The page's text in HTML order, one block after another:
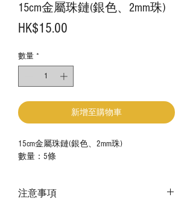
15cm金屬珠鏈(銀色、2mm珠)
HK$15.00
數量 *
新增至購物車
15cm金屬珠鏈(銀色、2mm珠)
數量：5條
注意事項